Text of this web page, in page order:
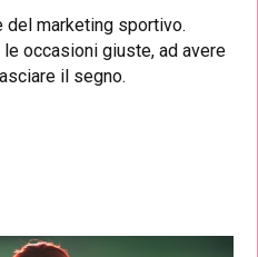
marketing sportivo.
occasioni giuste, ad avere
il segno.